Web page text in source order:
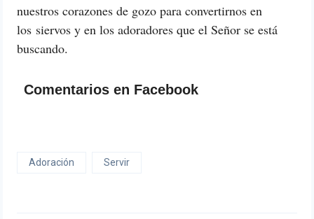
nuestros corazones de gozo para convertirnos en
los siervos y en los adoradores que el Señor se está
buscando.
Comentarios en Facebook
Adoración Servir